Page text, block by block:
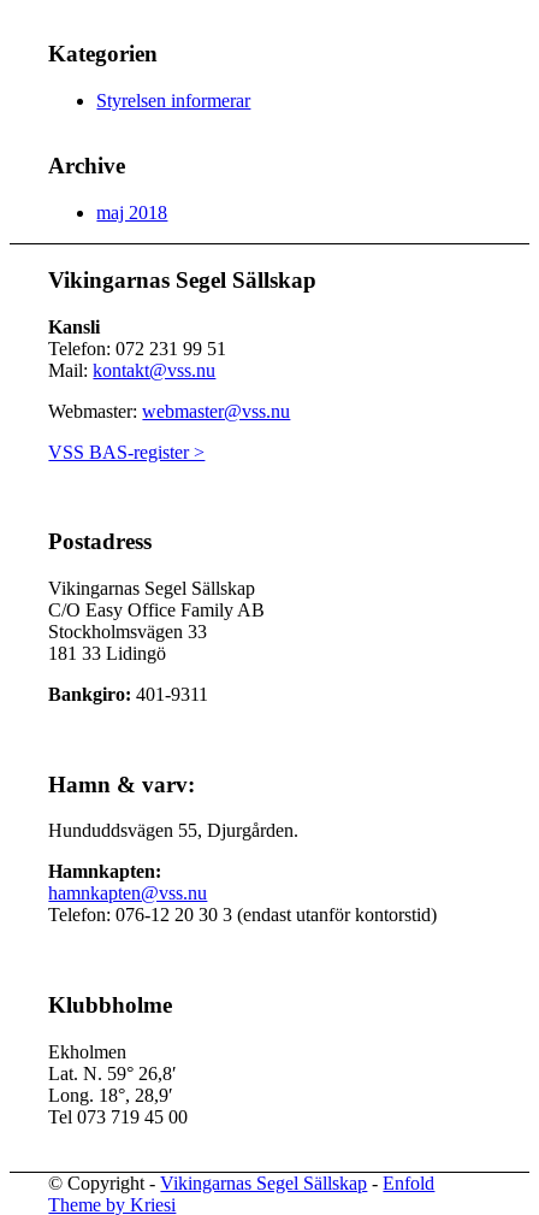
Kategorien
Styrelsen informerar
Archive
maj 2018
Vikingarnas Segel Sällskap
Kansli
Telefon: 072 231 99 51
Mail:kontakt@vss.nu
Webmaster:webmaster@vss.nu
VSS BAS-register >
Postadress
Vikingarnas Segel Sällskap
C/O Easy Office Family AB
Stockholmsvägen 33
181 33 Lidingö
Bankgiro:401-9311
Hamn & varv:
Hunduddsvägen 55, Djurgården.
Hamnkapten:
hamnkapten@vss.nu
Telefon: 076-12 20 30 3 (endast utanför kontorstid)
Klubbholme
Ekholmen
Lat. N. 59° 26,8′
Long. 18°, 28,9′
Tel 073 719 45 00
© Copyright -Vikingarnas Segel Sällskap -Enfold
Theme by Kriesi